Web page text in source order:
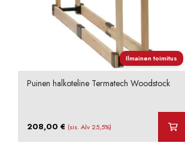
Ilmainen toimitus
Puinen halkoteline Termatech Woodstock
208,00€ (sis. Alv 25,5%)